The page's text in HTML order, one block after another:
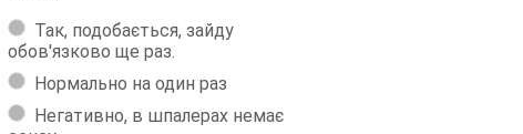
Так, подобається, зайду
обов'язково ще раз.
Нормально на один раз
Негативно, в шпалерах немає